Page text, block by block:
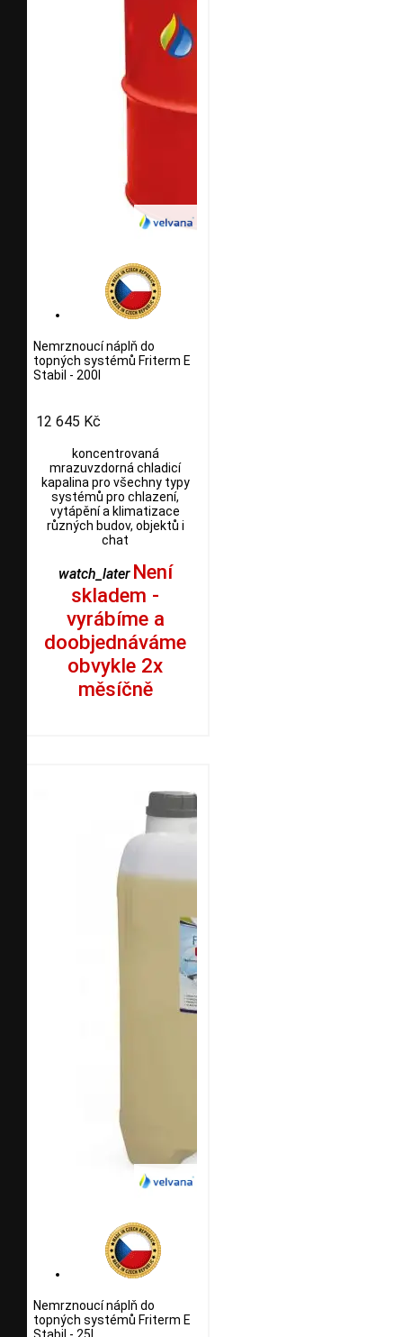
Nemrznoucí náplň do
topných systémů Friterm E
Stabil - 200l
12 645 Kč
koncentrovaná
mrazuvzdorná chladicí
kapalina pro všechny typy
systémů pro chlazení,
vytápění a klimatizace
různých budov, objektů i
chat
watch_later Není
skladem -
vyrábíme a
doobjednáváme
obvykle 2x
měsíčně
Nemrznoucí náplň do
topných systémů Friterm E